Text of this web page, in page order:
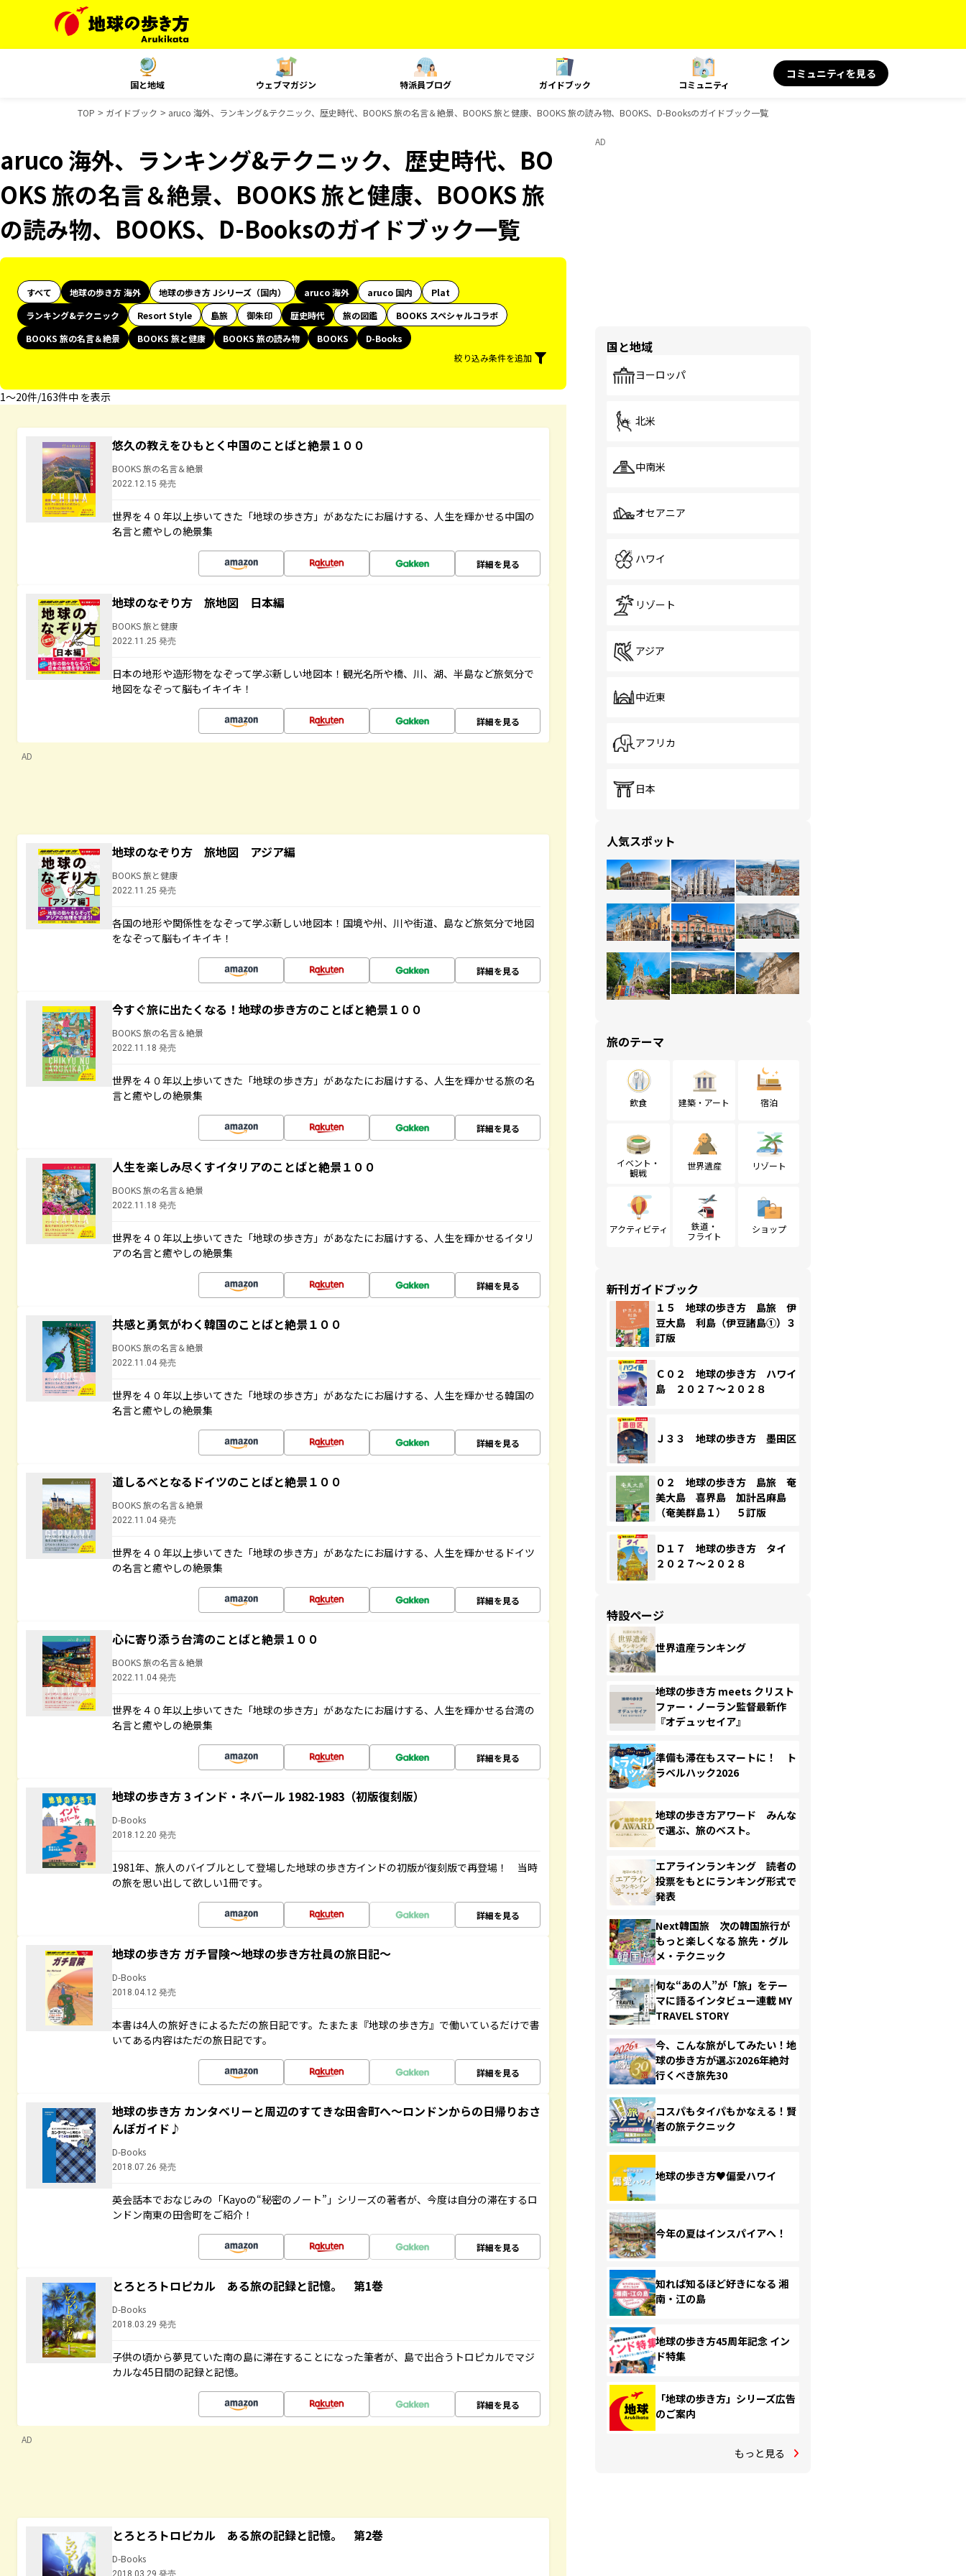
国と地域 ウェブマガジン 特派員ブログ ガイドブック コミュニティ
コミュニティを見る
TOP ガイドブック aruco 海外、ランキング&テクニック、歴史時代、BOOKS 旅の名言＆絶景、BOOKS 旅と健康、BOOKS 旅の読み物、BOOKS、D-Booksのガイドブック一覧
aruco 海外、ランキング&テクニック、歴史時代、BO
OKS 旅の名言＆絶景、BOOKS 旅と健康、BOOKS 旅
の読み物、BOOKS、D-Booksのガイドブック一覧
すべて 地球の歩き方 海外 地球の歩き方 Jシリーズ（国内） aruco 海外 aruco 国内
Plat
ランキング&テクニック
Resort Style 島旅 御朱印 歴史時代 旅の図鑑
BOOKS スペシャルコラボ
BOOKS 旅の名言＆絶景
BOOKS 旅と健康 BOOKS 旅の読み物 BOOKS
D-Books
絞り込み条件を追加
1〜20件/163件中 を表示
悠久の教えをひもとく中国のことばと絶景１００
BOOKS 旅の名言＆絶景
2022.12.15 発売
世界を４０年以上歩いてきた「地球の歩き方」があなたにお届けする、人生を輝かせる中国の
名言と癒やしの絶景集
詳細を見る
地球のなぞり方 旅地図 日本編
BOOKS 旅と健康
2022.11.25 発売
日本の地形や造形物をなぞって学ぶ新しい地図本！観光名所や橋、川、湖、半島など旅気分で
地図をなぞって脳もイキイキ！
詳細を見る
AD
地球のなぞり方 旅地図 アジア編
BOOKS 旅と健康
2022.11.25 発売
各国の地形や関係性をなぞって学ぶ新しい地図本！国境や州、川や街道、島など旅気分で地図
をなぞって脳もイキイキ！
詳細を見る
今すぐ旅に出たくなる！地球の歩き方のことばと絶景１００
BOOKS 旅の名言＆絶景
2022.11.18 発売
世界を４０年以上歩いてきた「地球の歩き方」があなたにお届けする、人生を輝かせる旅の名
言と癒やしの絶景集
詳細を見る
人生を楽しみ尽くすイタリアのことばと絶景１００
BOOKS 旅の名言＆絶景
2022.11.18 発売
世界を４０年以上歩いてきた「地球の歩き方」があなたにお届けする、人生を輝かせるイタリ
アの名言と癒やしの絶景集
詳細を見る
共感と勇気がわく韓国のことばと絶景１００
BOOKS 旅の名言＆絶景
2022.11.04 発売
世界を４０年以上歩いてきた「地球の歩き方」があなたにお届けする、人生を輝かせる韓国の
名言と癒やしの絶景集
詳細を見る
道しるべとなるドイツのことばと絶景１００
BOOKS 旅の名言＆絶景
2022.11.04 発売
世界を４０年以上歩いてきた「地球の歩き方」があなたにお届けする、人生を輝かせるドイツ
の名言と癒やしの絶景集
詳細を見る
心に寄り添う台湾のことばと絶景１００
BOOKS 旅の名言＆絶景
2022.11.04 発売
世界を４０年以上歩いてきた「地球の歩き方」があなたにお届けする、人生を輝かせる台湾の
名言と癒やしの絶景集
詳細を見る
地球の歩き方 3 インド・ネパール 1982-1983（初版復刻版）
D-Books
2018.12.20 発売
1981年、旅人のバイブルとして登場した地球の歩き方インドの初版が復刻版で再登場！ 当時
の旅を思い出して欲しい1冊です。
詳細を見る
地球の歩き方 ガチ冒険～地球の歩き方社員の旅日記～
D-Books
2018.04.12 発売
本書は4人の旅好きによるただの旅日記です。たまたま『地球の歩き方』で働いているだけで書
いてある内容はただの旅日記です。
詳細を見る
地球の歩き方 カンタベリーと周辺のすてきな田舎町へ～ロンドンからの日帰りおさ
んぽガイド♪
D-Books
2018.07.26 発売
英会話本でおなじみの「Kayoの“秘密のノート”」シリーズの著者が、今度は自分の滞在するロ
ンドン南東の田舎町をご紹介！
詳細を見る
とろとろトロピカル ある旅の記録と記憶。 第1巻
D-Books
2018.03.29 発売
子供の頃から夢見ていた南の島に滞在することになった筆者が、島で出合うトロピカルでマジ
カルな45日間の記録と記憶。
詳細を見る
AD
とろとろトロピカル ある旅の記録と記憶。 第2巻
D-Books
2018.03.29 発売
AD
国と地域
ヨーロッパ
北米
中南米
オセアニア
ハワイ
リゾート
アジア
中近東
アフリカ
日本
人気スポット
旅のテーマ
飲食 建築・アート 宿泊
イベント・
観戦
世界遺産 リゾート
アクティビティ
鉄道・
フライト
ショップ
新刊ガイドブック
１５ 地球の歩き方 島旅 伊
豆大島 利島（伊豆諸島①）３
訂版
Ｃ０２ 地球の歩き方 ハワイ
島 ２０２７～２０２８
Ｊ３３ 地球の歩き方 墨田区
０２ 地球の歩き方 島旅 奄
美大島 喜界島 加計呂麻島
（奄美群島１） ５訂版
Ｄ１７ 地球の歩き方 タイ
２０２７～２０２８
特設ページ
世界遺産ランキング
地球の歩き方 meets クリスト
ファー・ノーラン監督最新作
『オデュッセイア』
準備も滞在もスマートに！ ト
ラベルハック2026
地球の歩き方アワード みんな
で選ぶ、旅のベスト。
エアラインランキング 読者の
投票をもとにランキング形式で
発表
Next韓国旅 次の韓国旅行が
もっと楽しくなる 旅先・グル
メ・テクニック
旬な“あの人”が「旅」をテー
マに語るインタビュー連載 MY
TRAVEL STORY
今、こんな旅がしてみたい！地
球の歩き方が選ぶ2026年絶対
行くべき旅先30
コスパもタイパもかなえる！賢
者の旅テクニック
地球の歩き方♥偏愛ハワイ
今年の夏はインスパイアへ！
知れば知るほど好きになる 湘
南・江の島
地球の歩き方45周年記念 イン
ド特集
「地球の歩き方」シリーズ広告
のご案内
もっと見る